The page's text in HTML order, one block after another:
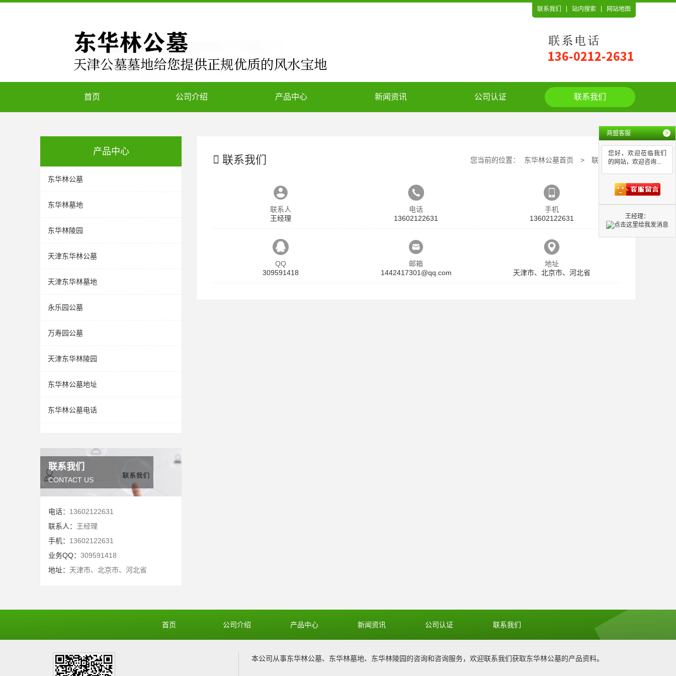
联系我们 站内搜索 网站地图
首页 公司介绍 产品中心 新闻资讯 公司认证 联系我们
产品中心
东华林公墓
东华林墓地
东华林陵园
天津东华林公墓
天津东华林墓地
永乐园公墓
万寿园公墓
天津东华林陵园
东华林公墓地址
东华林公墓电话
联系我们
CONTACT US
电话： 13602122631
联系人： 王经理
手机： 13602122631
业务QQ： 309591418
地址： 天津市、北京市、河北省
联系我们 您当前的位置： 东华林公墓首页 > 联系我们
联系人
王经理
电话
13602122631
手机
13602122631
QQ
309591418
邮箱
1442417301@qq.com
地址
天津市、北京市、河北省
首页 公司介绍 产品中心 新闻资讯 公司认证 联系我们
本公司从事东华林公墓、 东华林墓地、 东华林陵园的咨询和咨询服务，欢迎联系我们获取东华林公墓的产品资料。
商盟客服 >
您好，欢迎莅临我们
的网站，欢迎咨询...
王经理：